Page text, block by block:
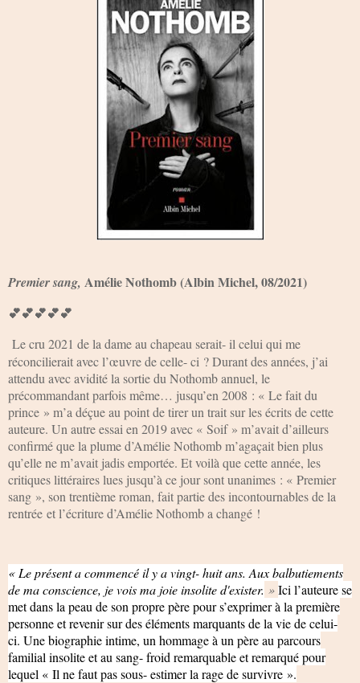
Premier sang, Amélie Nothomb (Albin Michel, 08/2021)
💕💕💕💕💕
Le cru 2021 de la dame au chapeau serait- il celui qui me
réconcilierait avec l’œuvre de celle- ci ? Durant des années, j’ai
attendu avec avidité la sortie du Nothomb annuel, le
précommandant parfois même… jusqu’en 2008 : « Le fait du
prince » m’a déçue au point de tirer un trait sur les écrits de cette
auteure. Un autre essai en 2019 avec « Soif » m’avait d’ailleurs
confirmé que la plume d’Amélie Nothomb m’agaçait bien plus
qu’elle ne m’avait jadis emportée. Et voilà que cette année, les
critiques littéraires lues jusqu’à ce jour sont unanimes : « Premier
sang », son trentième roman, fait partie des incontournables de la
rentrée et l’écriture d’Amélie Nothomb a changé !
« Le présent a commencé il y a vingt- huit ans. Aux balbutiements
de ma conscience, je vois ma joie insolite d'exister. »Ici l’auteure se
met dans la peau de son propre père pour s’exprimer à la première
personne et revenir sur des éléments marquants de la vie de celui-
ci. Une biographie intime, un hommage à un père au parcours
familial insolite et au sang- froid remarquable et remarqué pour
lequel « Il ne faut pas sous- estimer la rage de survivre ».